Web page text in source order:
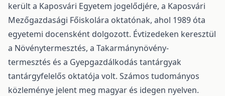
került a Kaposvári Egyetem jogelődjére, a Kaposvári
Mezőgazdasági Főiskolára oktatónak, ahol 1989 óta
egyetemi docensként dolgozott. Évtizedeken keresztül
a Növénytermesztés, a Takarmánynövény-
termesztés és a Gyepgazdálkodás tantárgyak
tantárgyfelelős oktatója volt. Számos tudományos
közleménye jelent meg magyar és idegen nyelven.